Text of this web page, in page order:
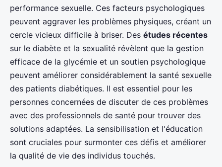
performance sexuelle. Ces facteurs psychologiques
peuvent aggraver les problèmes physiques, créant un
cercle vicieux difficile à briser. Des études récentes
sur le diabète et la sexualité révèlent que la gestion
efficace de la glycémie et un soutien psychologique
peuvent améliorer considérablement la santé sexuelle
des patients diabétiques. Il est essentiel pour les
personnes concernées de discuter de ces problèmes
avec des professionnels de santé pour trouver des
solutions adaptées. La sensibilisation et l'éducation
sont cruciales pour surmonter ces défis et améliorer
la qualité de vie des individus touchés.